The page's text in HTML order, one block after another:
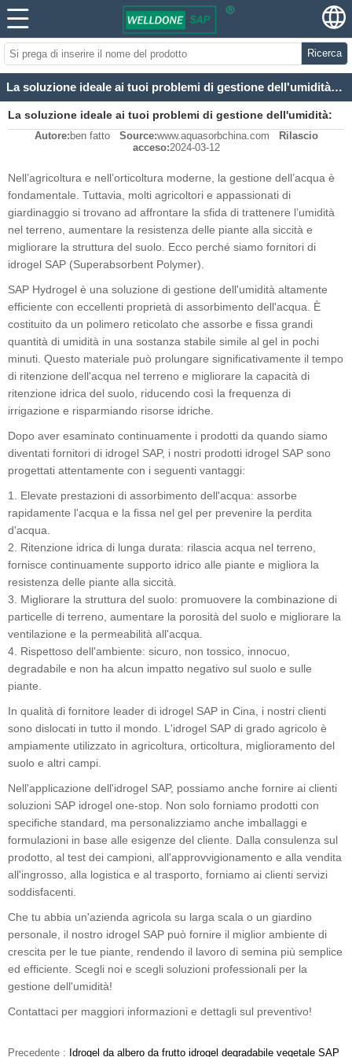
Ricerca
La soluzione ideale ai tuoi problemi di gestione dell'umidità: SAP idrogel
La soluzione ideale ai tuoi problemi di gestione dell'umidità:
SAP idrogel
Autore: ben fatto Source:www.aquasorbchina.com
Rilascio
acceso:2024-03-12
Nell’agricoltura e nell’orticoltura moderne, la gestione dell’acqua è
fondamentale. Tuttavia, molti agricoltori e appassionati di
giardinaggio si trovano ad affrontare la sfida di trattenere l’umidità
nel terreno, aumentare la resistenza delle piante alla siccità e
migliorare la struttura del suolo. Ecco perché siamo fornitori di
idrogel SAP (Superabsorbent Polymer).
SAP Hydrogel è una soluzione di gestione dell'umidità altamente
efficiente con eccellenti proprietà di assorbimento dell'acqua. È
costituito da un polimero reticolato che assorbe e fissa grandi
quantità di umidità in una sostanza stabile simile al gel in pochi
minuti. Questo materiale può prolungare significativamente il tempo
di ritenzione dell'acqua nel terreno e migliorare la capacità di
ritenzione idrica del suolo, riducendo così la frequenza di
irrigazione e risparmiando risorse idriche.
Dopo aver esaminato continuamente i prodotti da quando siamo
diventati fornitori di idrogel SAP, i nostri prodotti idrogel SAP sono
progettati attentamente con i seguenti vantaggi:
1. Elevate prestazioni di assorbimento dell'acqua: assorbe
rapidamente l'acqua e la fissa nel gel per prevenire la perdita
d'acqua.
2. Ritenzione idrica di lunga durata: rilascia acqua nel terreno,
fornisce continuamente supporto idrico alle piante e migliora la
resistenza delle piante alla siccità.
3. Migliorare la struttura del suolo: promuovere la combinazione di
particelle di terreno, aumentare la porosità del suolo e migliorare la
ventilazione e la permeabilità all'acqua.
4. Rispettoso dell'ambiente: sicuro, non tossico, innocuo,
degradabile e non ha alcun impatto negativo sul suolo e sulle
piante.
In qualità di fornitore leader di idrogel SAP in Cina, i nostri clienti
sono dislocati in tutto il mondo. L'idrogel SAP di grado agricolo è
ampiamente utilizzato in agricoltura, orticoltura, miglioramento del
suolo e altri campi.
Nell'applicazione dell'idrogel SAP, possiamo anche fornire ai clienti
soluzioni SAP idrogel one-stop. Non solo forniamo prodotti con
specifiche standard, ma personalizziamo anche imballaggi e
formulazioni in base alle esigenze del cliente. Dalla consulenza sul
prodotto, al test dei campioni, all'approvvigionamento e alla vendita
all'ingrosso, alla logistica e al trasporto, forniamo ai clienti servizi
soddisfacenti.
Che tu abbia un'azienda agricola su larga scala o un giardino
personale, il nostro idrogel SAP può fornire il miglior ambiente di
crescita per le tue piante, rendendo il lavoro di semina più semplice
ed efficiente. Scegli noi e scegli soluzioni professionali per la
gestione dell'umidità!
Contattaci per maggiori informazioni e dettagli sul preventivo!
Precedente : Idrogel da albero da frutto idrogel degradabile vegetale SAP